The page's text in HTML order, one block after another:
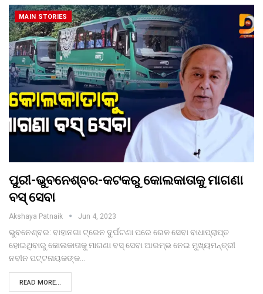
MAIN STORIES
ପୁରୀ-ଭୁବନେଶ୍ବର-କଟକରୁ କୋଲକାତାକୁ ମାଗଣା
ବସ୍ ସେବା
Akshaya Patnaik Jun 4, 2023
ଭୁବନେଶ୍ବର: ବାହାନଗା ଟ୍ରେନ ଦୁର୍ଘଟଣା ପରେ ରେଳ ସେବା ବାଧାପ୍ରାପ୍ତ
ହୋଇଥିବାରୁ କୋଲକାତାକୁ ମାଗଣା ବସ୍ ସେବା ଆରମ୍ଭ ନେଇ ମୁଖ୍ୟମନ୍ତ୍ରୀ
ନବୀନ ପଟ୍ଟନାୟକଙ୍କ…
READ MORE...